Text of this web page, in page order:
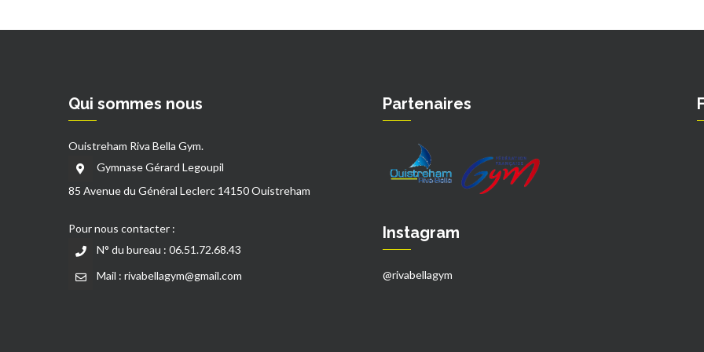
Qui sommes nous
Ouistreham Riva Bella Gym.
Gymnase Gérard Legoupil
85 Avenue du Général Leclerc 14150 Ouistreham
Pour nous contacter :
N° du bureau : 06.51.72.68.43
Mail : rivabellagym@gmail.com
Partenaires
Instagram
@rivabellagym